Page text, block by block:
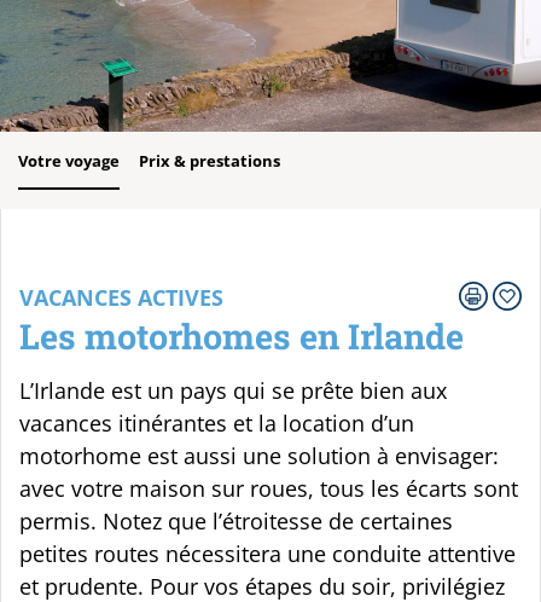
Votre voyage Prix & prestations
VACANCES ACTIVES
Les motorhomes en Irlande
L’Irlande est un pays qui se prête bien aux
vacances itinérantes et la location d’un
motorhome est aussi une solution à envisager:
avec votre maison sur roues, tous les écarts sont
permis. Notez que l’étroitesse de certaines
petites routes nécessitera une conduite attentive
et prudente. Pour vos étapes du soir, privilégiez